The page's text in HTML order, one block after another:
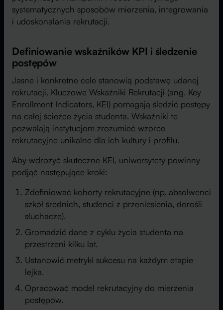
systematycznych sposobów mierzenia, integrowania
i udoskonalania rekrutacji.
Definiowanie wskaźników KPI i śledzenie
postępów
Jasne i konkretne cele stanowią podstawę udanej
rekrutacji. Kluczowe Wskaźniki Rekrutacji (ang. Key
Enrollment Indicators, KEI) pomagają śledzić postępy
na całej ścieżce życia studenta. Wskaźniki te
pozwalają instytucjom zrozumieć wzorce
rekrutacyjne unikalne dla ich kultury i profilu.
Aby wdrożyć skuteczne KEI, uniwersytety powinny
podjąć następujące kroki:
Zdefiniować kohorty rekrutacyjne (np. absolwenci
szkół średnich, studenci z przeniesienia, dorośli
słuchacze).
Gromadzić dane z cyklu życia studenta na
przestrzeni kilku lat.
Ustanowić metryki sukcesu na każdym etapie
lejka.
Opracować model rekrutacyjny do mierzenia
postępów.